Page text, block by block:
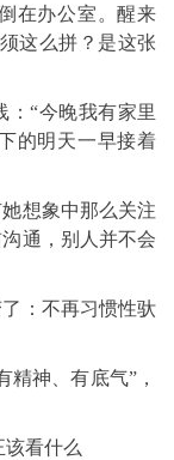
在办公室。醒来
这么拼？是这张
：“今晚我有家里
的明天一早接着
想象中那么关注
通，别人并不会
：不再习惯性驮
神、有底气”，
看什么